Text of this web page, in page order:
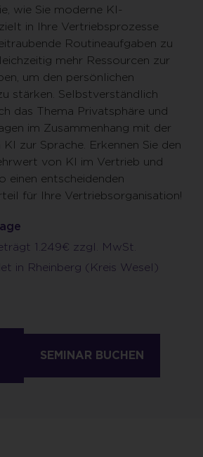
wie Sie moderne KI-
in Ihre Vertriebsprozesse
Routineaufgaben zu
mehr Ressourcen zur
um den persönlichen
stärken. Selbstverständlich
das Thema Privatsphäre und
im Zusammenhang mit der
zur Sprache. Erkennen Sie den
von KI im Vertrieb und
einen entscheidenden
für Ihre Vertriebsorganisation!
1.249€ zzgl. MwSt.
in Rheinberg (Kreis Wesel)
SEMINAR BUCHEN